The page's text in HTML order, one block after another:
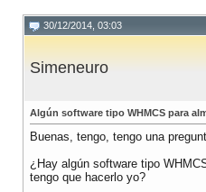
30/12/2014, 03:03
Simeneuro
Algún software tipo WHMCS para
Buenas, tengo, tengo una
¿Hay algún software tipo
tengo que hacerlo yo?